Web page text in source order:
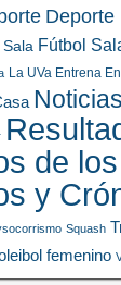
Deporte
Sala Fútbol
La UVa Entrena
Noticias
de
y
Squash
femenino